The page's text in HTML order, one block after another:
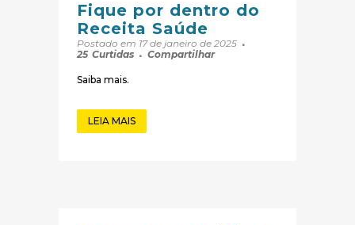
Fique por dentro do
Receita Saúde
Postado em 17 de janeiro de 2025
25 Curtidas Compartilhar
Saiba mais.
LEIA MAIS